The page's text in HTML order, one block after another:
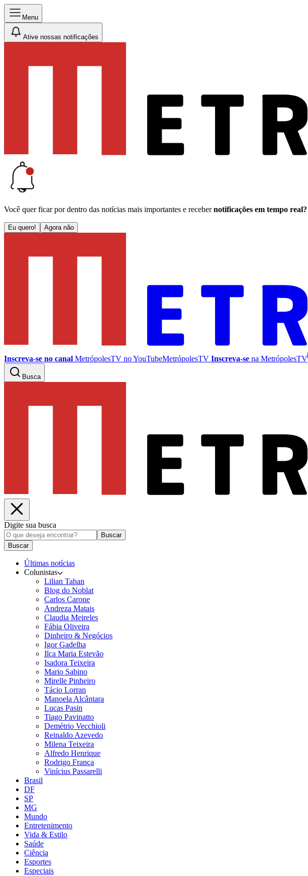
Menu
Ative nossas notificações
Você quer ficar por dentro das notícias mais importantes e receber notificações em tempo real?
Eu quero! Agora não
Inscreva-se no canal MetrópolesTV noYouTubeMetrópolesTV Inscreva-se na MetrópolesTV
Busca
Digite sua busca
Buscar
Buscar
Últimas notícias
Colunistas
Lilian Tahan
Blog do Noblat
Carlos Carone
Andreza Matais
Claudia Meireles
Fábia Oliveira
Dinheiro & Negócios
Igor Gadelha
Ilca Maria Estevão
Isadora Teixeira
Mario Sabino
Mirelle Pinheiro
Tácio Lorran
Manoela Alcântara
Lucas Pasin
Tiago Pavinatto
Demétrio Vecchioli
Reinaldo Azevedo
Milena Teixeira
Alfredo Henrique
Rodrigo França
Vinícius Passarelli
Brasil
DF
SP
MG
Mundo
Entretenimento
Vida & Estilo
Saúde
Ciência
Esportes
Especiais